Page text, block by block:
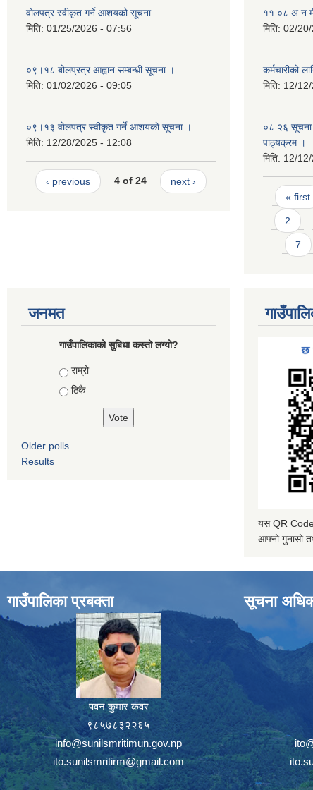
वोलपत्र स्वीकृत गर्ने आशयको सूचना
मिति: 01/25/2026 - 07:56
०९।१८ बोलप्रत्र आह्वान सम्बन्धी सूचना ।
मिति: 01/02/2026 - 09:05
०९।१३ वाेलपत्र स्वीकृत गर्ने आशयकाे सूचना ।
मिति: 12/28/2025 - 12:08
‹ previous 4 of 24 next ›
११.०८
मिति: 02/
कर्मचारीको
मिति: 12/
०८.२६ सूचना
पाठ्यक्रम ।
मिति: 12/
Pages
« first
2
7
जनमत
गाउँपालिकाको सुबिधा कस्तो लग्यो?
Choices
राम्रो
ठिकै
Older polls
Results
यस QR Code
आफ्नो गुनासो
गाउँपालिका प्रबक्ता
पवन कुमार कवर
९८५७८३२२६५
info@sunilsmritimun.gov.np
ito.sunilsmritirm@gmail.com
सूचना